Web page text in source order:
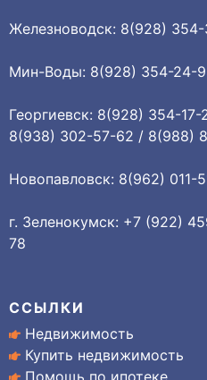
Железноводск: 8(928)
Мин-Воды: 8(928) 354-24-
Георгиевск: 8(928) 354-
8(938) 302-57-62 / 8(988)
Новопавловск: 8(962) 011-
г. Зеленокумск: +7 (922)
78
ССЫЛКИ
Недвижимость
Купить недвижимость
Помощь по ипотеке